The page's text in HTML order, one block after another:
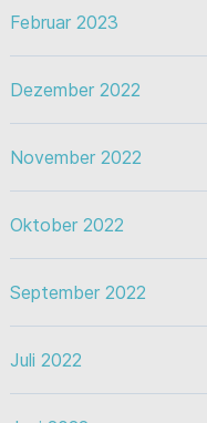
Februar 2023
Dezember 2022
November 2022
Oktober 2022
September 2022
Juli 2022